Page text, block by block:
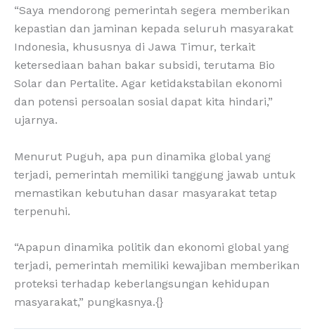
“Saya mendorong pemerintah segera memberikan
kepastian dan jaminan kepada seluruh masyarakat
Indonesia, khususnya di Jawa Timur, terkait
ketersediaan bahan bakar subsidi, terutama Bio
Solar dan Pertalite. Agar ketidakstabilan ekonomi
dan potensi persoalan sosial dapat kita hindari,”
ujarnya.
Menurut Puguh, apa pun dinamika global yang
terjadi, pemerintah memiliki tanggung jawab untuk
memastikan kebutuhan dasar masyarakat tetap
terpenuhi.
“Apapun dinamika politik dan ekonomi global yang
terjadi, pemerintah memiliki kewajiban memberikan
proteksi terhadap keberlangsungan kehidupan
masyarakat,” pungkasnya.{}